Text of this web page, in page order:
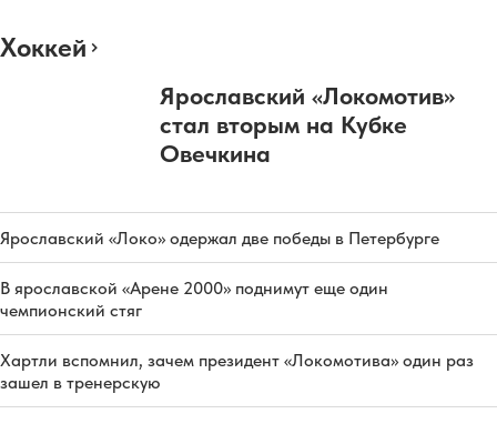
Хоккей
Ярославский «Локомотив»
стал вторым на Кубке
Овечкина
Ярославский «Локо» одержал две победы в Петербурге
В ярославской «Арене 2000» поднимут еще один
чемпионский стяг
Хартли вспомнил, зачем президент «Локомотива» один раз
зашел в тренерскую